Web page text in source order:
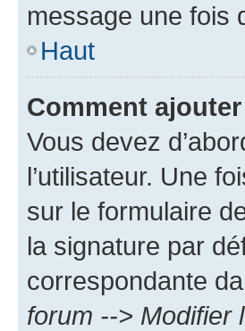
message une fois
Haut
Comment
Vous devez
l’utilisateur. Une
sur le formulaire
la signature par
correspondante
forum --> Modifier